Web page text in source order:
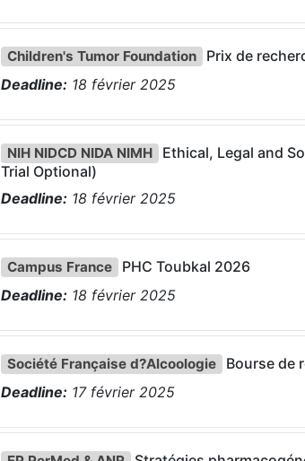
Children's Tumor Foundation
Prix de
Deadline: 18 février 2025
NIH NIDCD NIDA NIMH
Ethical, Legal and
Trial Optional)
Deadline: 18 février 2025
Campus France
PHC Toubkal 2026
Deadline: 18 février 2025
Société Française d?Alcoologie
Bourse de
Deadline: 17 février 2025